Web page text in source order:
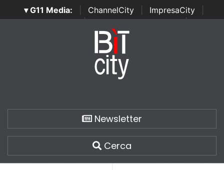
▾ G11 Media: ChannelCity ImpresaCity
SecurityOpenLab | Italian Channel Awards | Italian
Italian Security Awards
Newsletter
Cerca